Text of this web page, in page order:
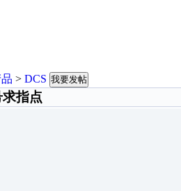
> DCS 我要发帖
指点